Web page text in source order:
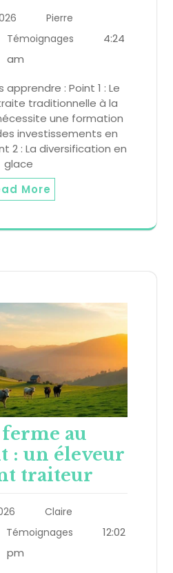
Pierre
Témoignages
4:24
am
: Point 1 : Le
traditionnelle à la
une formation
investissements en
2 : La diversification en
glace
More
au
: un éleveur
traiteur
Claire
Témoignages
12:02
pm